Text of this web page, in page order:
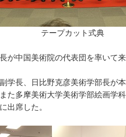
テープカット式典
が中国美術院の代表団を率いて
学長、日比野克彦美術学部長が
た多摩美術大学美術学部絵画学
出席した。